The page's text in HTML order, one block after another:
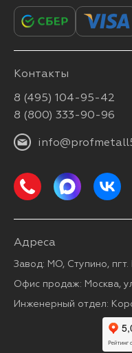
Контакты
8 (495) 104-95-42
8 (800) 333-90-96
Адреса
Завод: МО, Ступино,
Офис продаж: Москва,
Инженерный отдел: